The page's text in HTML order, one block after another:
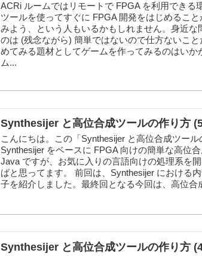
ACRi ルームではリモートで FPGA を利用でき
ツールを使ってすぐに FPGA 開発をはじめるこ
みよう、という人もいるかもしれません。身近
のは (残念ながら) 簡単ではないので仕方ないこ
めてみる題材としてゲームを作ってみるのはい
ム...
Synthesijer と高位合成ツールの作り方
こんにちは。この「Synthesijer と高位合成ツー
Synthesijer をベースに FPGA 向けの簡単な高位
Java ですが、お気に入りの言語向けの処理系を
ばと思ってます。 前回は、Synthesijer における
子を紹介しました。最終回となる今回は、高位
Synthesijer と高位合成ツールの作り方